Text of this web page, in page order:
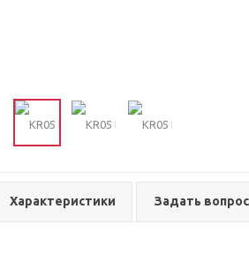
Характеристики Задать вопрос